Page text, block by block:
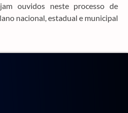
ouvidos neste processo de
nacional, estadual e municipal